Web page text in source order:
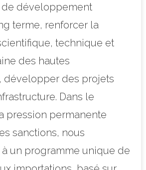
développement
terme, renforcer la
technique et
des hautes
développer des projets
Dans le
pression permanente
sanctions, nous
un programme unique de